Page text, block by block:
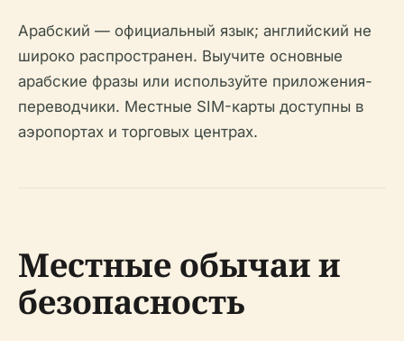
Арабский — официальный язык; английский не
широко распространен. Выучите основные
арабские фразы или используйте приложения-
переводчики. Местные SIM-карты доступны в
аэропортах и торговых центрах.
Местные обычаи и
безопасность